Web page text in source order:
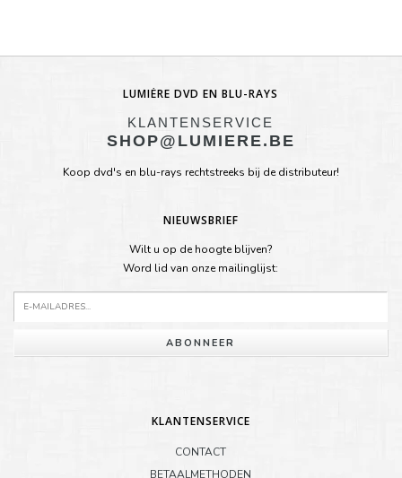
LUMIÈRE DVD EN BLU-RAYS
KLANTENSERVICE
SHOP@LUMIERE.BE
Koop dvd's en blu-rays rechtstreeks bij de distributeur!
NIEUWSBRIEF
Wilt u op de hoogte blijven?
Word lid van onze mailinglijst:
ABONNEER
KLANTENSERVICE
CONTACT
BETAALMETHODEN